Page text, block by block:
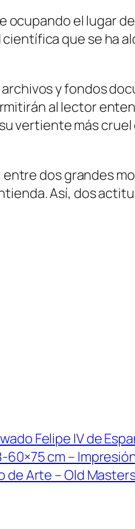
ocupando el lugar
que se ha
y fondos
al lector
vertiente más
dos grandes
Así, dos
Felipe IV de
60×75 cm –
de Arte – Old